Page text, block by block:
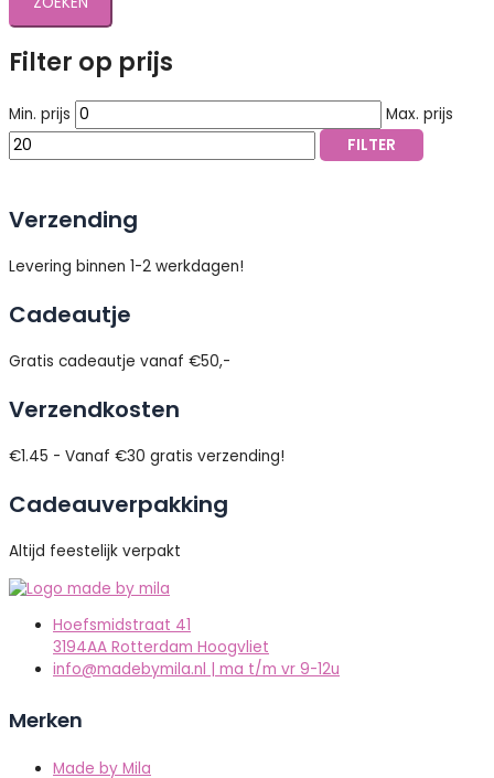
Filter op prijs
Min. prijs
Max. prijs
FILTER
Verzending
Levering binnen 1-2 werkdagen!
Cadeautje
Gratis cadeautje vanaf €50,-
Verzendkosten
€1.45 - Vanaf €30 gratis verzending!
Cadeauverpakking
Altijd feestelijk verpakt
Hoefsmidstraat 41
3194AA Rotterdam Hoogvliet
info@madebymila.nl | ma t/m vr 9-12u
Merken
Made by Mila